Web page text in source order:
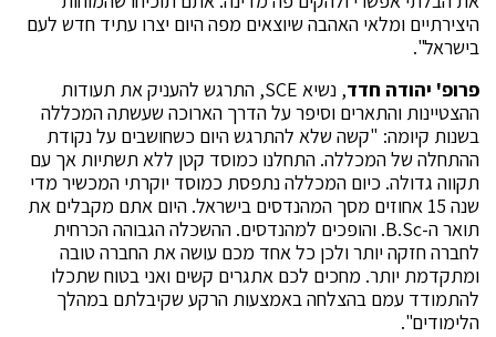
היצירתיים ומלאי האהבה שיוצאים מפה היום יצרו עתיד חדש לעם
בישראל".
פרופ' יהודה חדד
, נשיא SCE, התרגש להעניק את תעודות
ההצטיינות והתארים וסיפר על הדרך הארוכה שעשתה המכללה
בשנות קיומה: "קשה שלא להתרגש היום כשחושבים על נקודת
ההתחלה של המכללה. התחלנו כמוסד קטן ללא תשתיות אך עם
תקווה גדולה. כיום המכללה נתפסת כמוסד יוקרתי המכשיר מדי
שנה 15 אחוזים מסך המהנדסים בישראל. היום אתם מקבלים את
תואר ה-B.Sc. והופכים למהנדסים. ההשכלה הגבוהה הכרחית
לחברה חזקה יותר ולכן כל אחד מכם עושה את החברה טובה
ומתקדמת יותר. מחכים לכם אתגרים קשים ואני בטוח שתכלו
להתמודד עמם בהצלחה באמצעות הרקע שקיבלתם במהלך
הלימודים".